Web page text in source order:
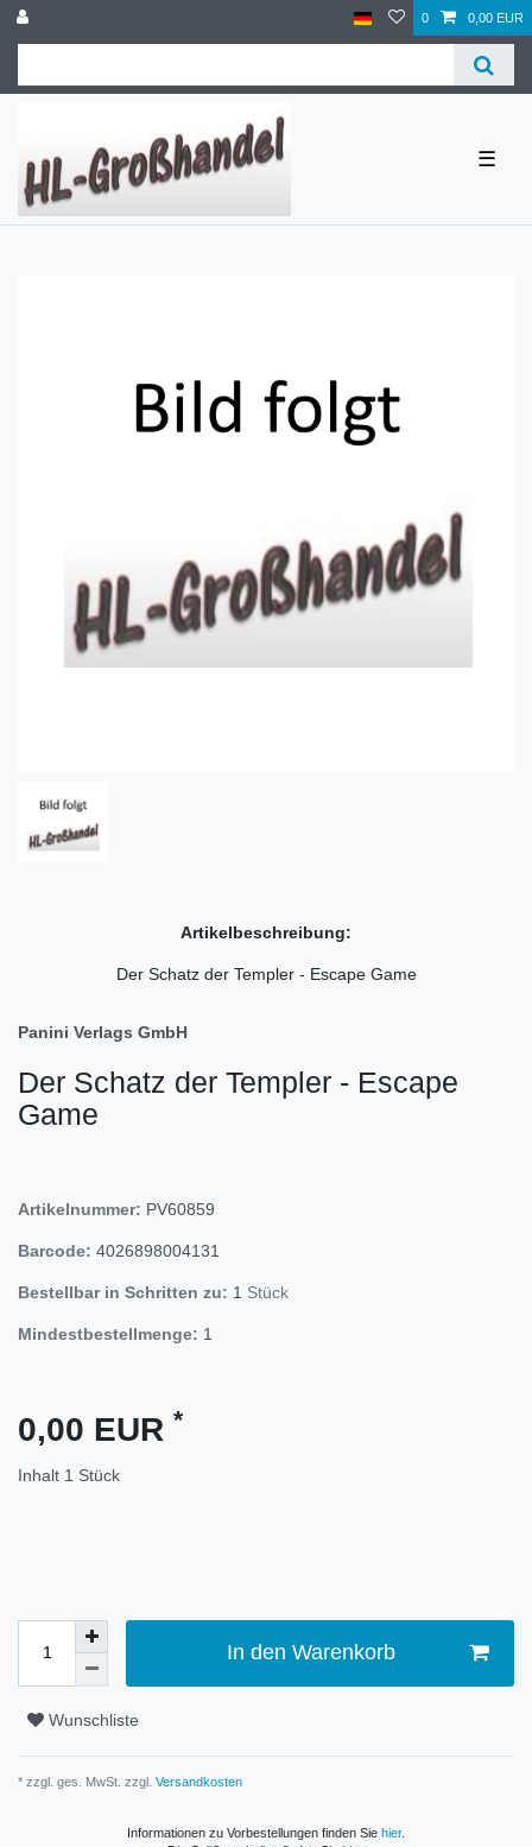
0 0,00 EUR
☰
Artikelbeschreibung:
Der Schatz der Templer - Escape Game
Panini Verlags GmbH
Der Schatz der Templer - Escape
Game
Artikelnummer: PV60859
Barcode: 4026898004131
Bestellbar in Schritten zu: 1 Stück
Mindestbestellmenge: 1
0,00 EUR *
Inhalt 1 Stück
In den Warenkorb
Wunschliste
* zzgl. ges. MwSt. zzgl. Versandkosten
Informationen zu Vorbestellungen finden Sie hier.